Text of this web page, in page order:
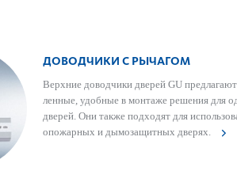
ДОВОДЧИКИ С РЫЧАГОМ
Верхние довод­чики дверей GU
ленные, удобные в монтаже решения для
дверей. Они также подходят для
опожарных и дымозащитных дверях.